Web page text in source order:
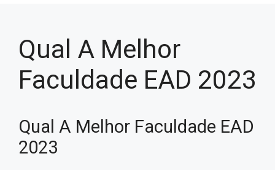
Qual A Melhor
Faculdade EAD 2023
Qual A Melhor Faculdade EAD
2023